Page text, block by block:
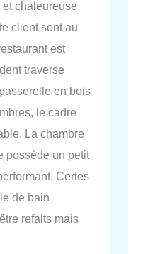
chaleureuse.
client sont au
est
traverse
en bois
le cadre
La chambre
possède un petit
Certes
de bain
refaits mais